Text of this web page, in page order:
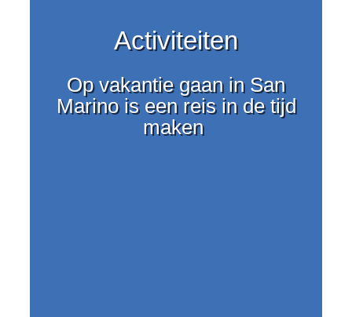
Activiteiten
Op vakantie gaan in San
Marino is een reis in de tijd
maken